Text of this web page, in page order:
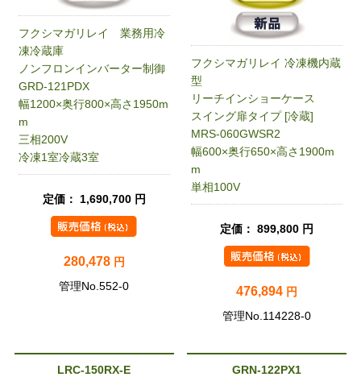
フクシマガリレイ 業務用冷
凍冷蔵庫
ノンフロンインバーター制御
GRD-121PDX
幅1200×奥行800×高さ1950m
m
三相200V
冷凍1室冷蔵3室
定価： 1,690,700 円
280,478 円
管理No.552-0
フクシマガリレイ 冷凍機内蔵
型
リーチインショーケース
スイング扉タイプ [冷蔵]
MRS-060GWSR2
幅600×奥行650×高さ1900m
m
単相100V
定価： 899,800 円
476,894 円
管理No.114228-0
LRC-150RX-E GRN-122PX1